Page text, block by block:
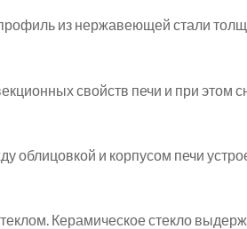
из нержавеющей стали
свойств печи и при этом
облицовкой и корпусом печи
Керамическое стекло